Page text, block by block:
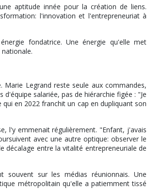
aptitude innée pour la création de liens.
l'innovation et l'entrepreneuriat à
fondatrice. Une énergie qu'elle met
Legrand reste seule aux commandes,
salariée, pas de hiérarchie figée : "Je
en 2022 franchit un cap en dupliquant son
l'y emmenait régulièrement. "Enfant, j'avais
avec une autre optique: observer le
décalage entre la vitalité entrepreneuriale de
souvent sur les médias réunionnais. Une
métropolitain qu'elle a patiemment tissé